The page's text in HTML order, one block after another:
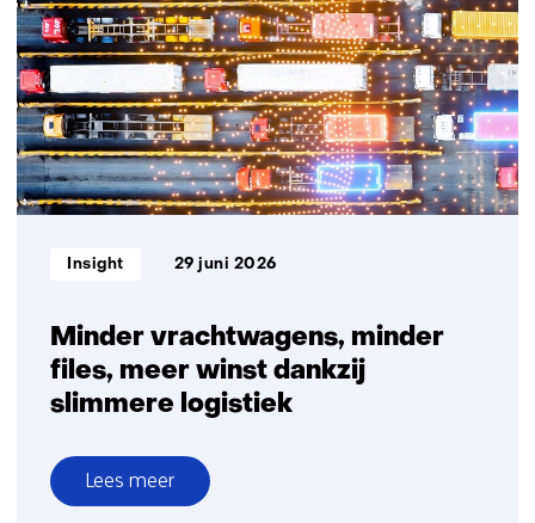
en
Plantanious
organiseren
logistiek
voor
meer
leveringszekerheid
Minder vrachtwagens, minder
files, meer winst dankzij
slimmere logistiek
Informatietype:
Insight 29 juni 2026
Lees meer
over